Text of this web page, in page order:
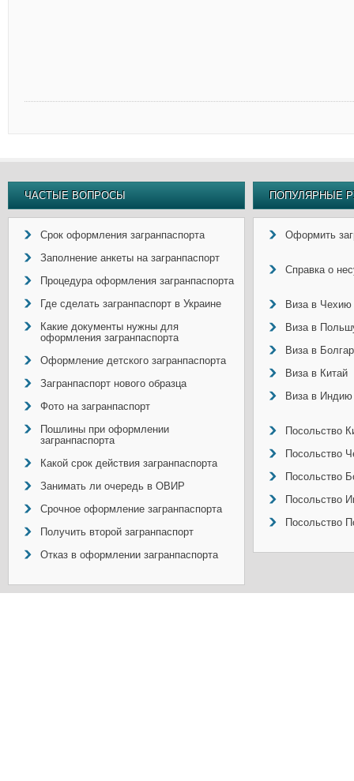
ЧАСТЫЕ ВОПРОСЫ
Срок оформления загранпаспорта
Заполнение анкеты на загранпаспорт
Процедура оформления загранпаспорта
Где сделать загранпаспорт в Украине
Какие документы нужны для
оформления загранпаспорта
Оформление детского загранпаспорта
Загранпаспорт нового образца
Фото на загранпаспорт
Пошлины при оформлении
загранпаспорта
Какой срок действия загранпаспорта
Занимать ли очередь в ОВИР
Срочное оформление загранпаспорта
Получить второй загранпаспорт
Отказ в оформлении загранпаспорта
ПОПУЛЯРНЫЕ
Оформить
Справка о
Виза в Чехию
Виза в
Виза в
Виза в Китай
Виза в Индию
Посольство
Посольство
Посольство
Посольство
Посольство